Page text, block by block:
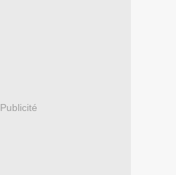
Publicité